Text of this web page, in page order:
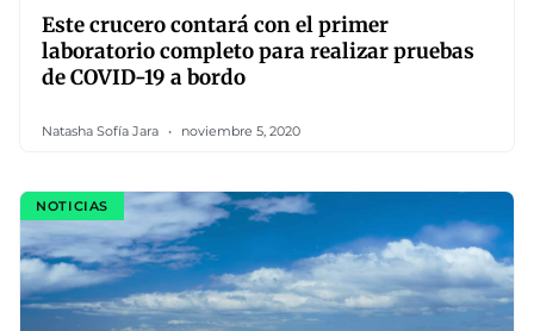
Este crucero contará con el primer
laboratorio completo para realizar pruebas
de COVID-19 a bordo
Natasha Sofía Jara noviembre 5, 2020
NOTICIAS